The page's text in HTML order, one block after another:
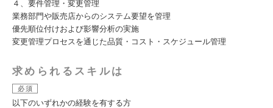
４、要件管理・変更管理
業務部門や販売店からのシステム要望を管理
優先順位付けおよび影響分析の実施
変更管理プロセスを通じた品質・コスト・スケジュール管理
求められるスキルは
必須
以下のいずれかの経験を有する方